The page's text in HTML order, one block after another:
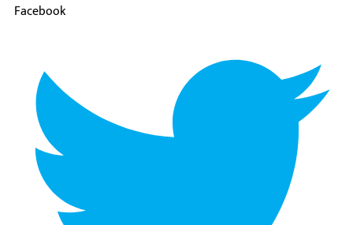
Facebook